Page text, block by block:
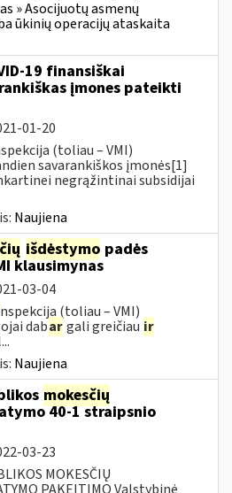
» Asocijuotų asmenų
ūkinių operacijų ataskaita
19 finansiškai
įmones pateikti
01-20
(toliau – VMI)
savarankiškos įmonės[1]
negrąžintinai subsidijai
Naujiena
išdėstymo padės
klausimynas
03-04
(toliau – VMI)
dabargali greičiau ir
Naujiena
mokesčių
40-1 straipsnio
03-23
MOKESČIŲ
PAKEITIMO Valstybinė